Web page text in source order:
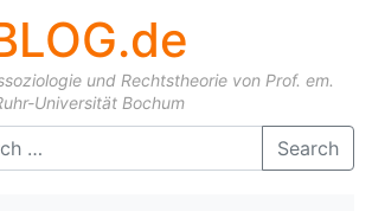
und Rechtstheorie von Prof. em.
Universität Bochum
Search